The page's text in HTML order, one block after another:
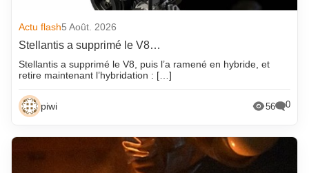
Actu flash5 Août. 2026
Stellantis a supprimé le V8…
Stellantis a supprimé le V8, puis l’a ramené en hybride, et
retire maintenant l’hybridation : […]
piwi 56 0